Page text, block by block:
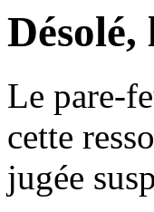
Désolé,
Le pare-
cette
jugée